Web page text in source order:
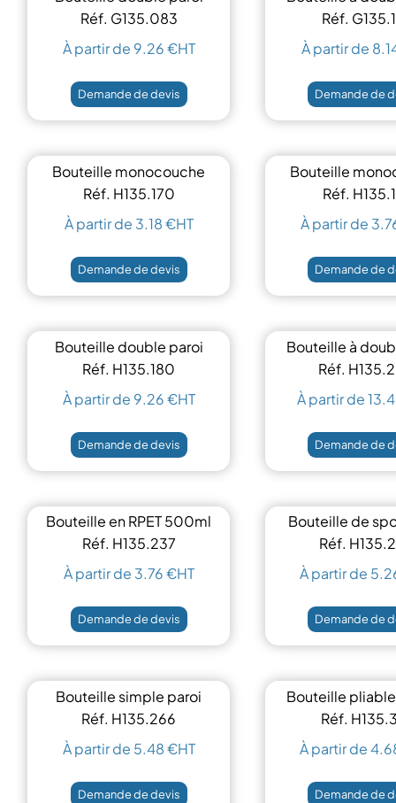
500 ml
Réf. G135.083
À partir de 9.26 €HT
Demande de devis
420 ml
Réf.
À partir de
Demande de
Bouteille monocouche
500ml
Réf. H135.170
À partir de 3.18 €HT
Demande de devis
Bouteille
750ml
Réf.
À partir de
Demande de
Bouteille double paroi
500 ml
Réf. H135.180
À partir de 9.26 €HT
Demande de devis
Bouteille à
750ml
Réf.
À partir de
Demande de
Bouteille en RPET 500ml
Réf. H135.237
À partir de 3.76 €HT
Demande de devis
Bouteille de
1L
Réf.
À partir de
Demande de
Bouteille simple paroi
500 ml
Réf. H135.266
À partir de 5.48 €HT
Demande de devis
Bouteille
Réf.
À partir de
Demande de